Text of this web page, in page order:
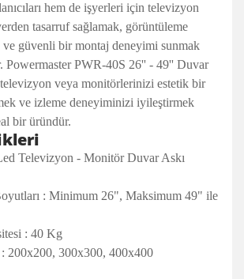
hem de işyerleri için televizyon
tasarruf sağlamak, görüntüleme
ve güvenli bir montaj deneyimi sunmak
Powermaster PWR-40S 26'' - 49'' Duvar
veya monitörlerinizi estetik bir
ve izleme deneyiminizi iyileştirmek
bir üründür.
Televizyon - Monitör Duvar Askı
: Minimum 26", Maksimum 49" ile
: 40 Kg
200x200, 300x300, 400x400